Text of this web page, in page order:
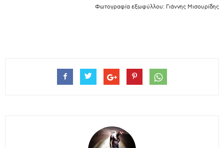
Φωτογραφία εξωφύλλου: Γιάννης Μισουρίδης